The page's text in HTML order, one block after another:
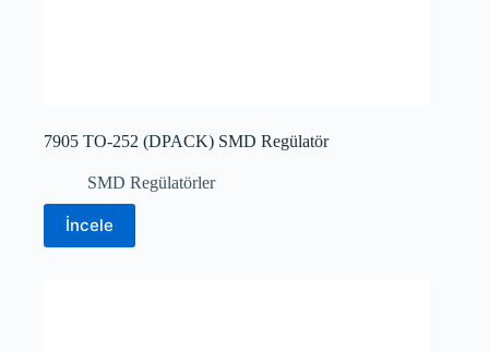
7905 TO-252 (DPACK) SMD Regülatör
SMD Regülatörler
İncele